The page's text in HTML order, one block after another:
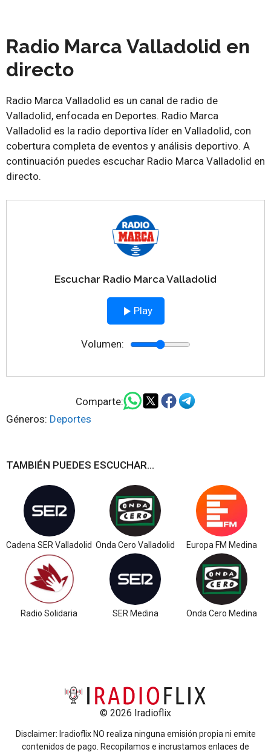
Radio Marca Valladolid en
directo
Radio Marca Valladolid es un canal de radio de
Valladolid, enfocada en Deportes. Radio Marca
Valladolid es la radio deportiva líder en Valladolid, con
cobertura completa de eventos y análisis deportivo. A
continuación puedes escuchar Radio Marca Valladolid en
directo.
Escuchar Radio Marca Valladolid
Play
Volumen:
Comparte:
Géneros: Deportes
TAMBIÉN PUEDES ESCUCHAR...
Cadena SER Valladolid Onda Cero Valladolid Europa FM Medina
Radio Solidaria SER Medina Onda Cero Medina
© 2026 Iradioflix
Disclaimer: Iradioflix NO realiza ninguna emisión propia ni emite
contenidos de pago. Recopilamos e incrustamos enlaces de